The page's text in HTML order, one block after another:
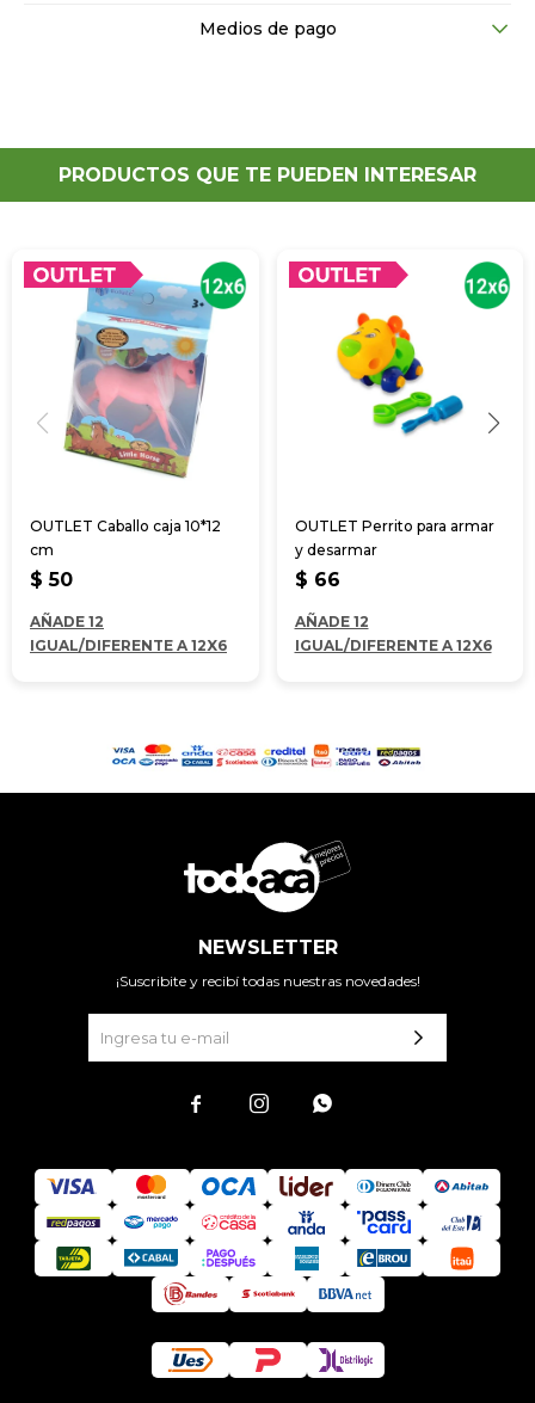
Medios de pago
PRODUCTOS QUE TE PUEDEN INTERESAR
OUTLET Caballo caja 10*12
cm
$ 50
AÑADE 12
IGUAL/DIFERENTE A 12X6
OUTLET Perrito para armar
y desarmar
$ 66
AÑADE 12
IGUAL/DIFERENTE A 12X6
NEWSLETTER
¡Suscribite y recibí todas nuestras novedades!
  